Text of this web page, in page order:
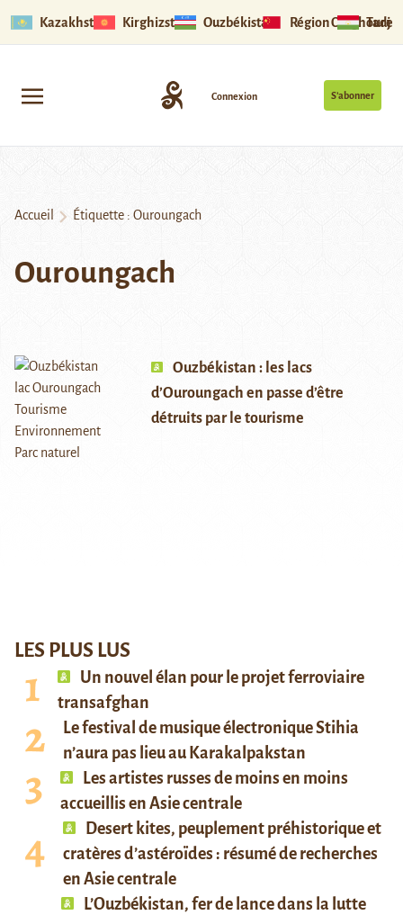
Kazakhstan Kirghizstan Ouzbékistan Région Ouïghoure
S’abonner
Connexion
Accueil Étiquette : Ouroungach
Ouroungach
Ouzbékistan : les lacs
d’Ouroungach en passe d’être
détruits par le tourisme
LES PLUS LUS
Un nouvel élan pour le projet ferroviaire
transafghan
Le festival de musique électronique Stihia
n’aura pas lieu au Karakalpakstan
Les artistes russes de moins en moins
accueillis en Asie centrale
Desert kites, peuplement préhistorique et
cratères d’astéroïdes : résumé de recherches
en Asie centrale
L’Ouzbékistan, fer de lance dans la lutte